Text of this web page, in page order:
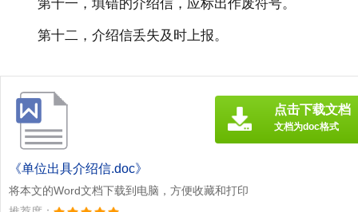
第十一，填错的介绍信，应标出作废符号。
第十二，介绍信丢失及时上报。
《单位出具介绍信.doc》
将本文的Word文档下载到电脑，方便收藏和打印
点击下载文档
文档为doc格式